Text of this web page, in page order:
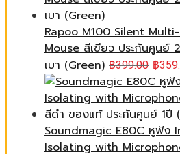
Rapoo M100 Silent
Mouse สีเขียว ประกันศูนย์
เบา (Green) ฿399.00 ฿
Soundmagic E80C หูฟัง
Isolating with